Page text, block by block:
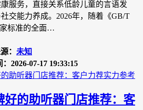
服务，直接关系低龄儿童的言语发
交能力养成。2026年，随着《GB/T
家标准的全面…
： 未知
：2026-07-17 19:33:15
好的助听器门店推荐：客